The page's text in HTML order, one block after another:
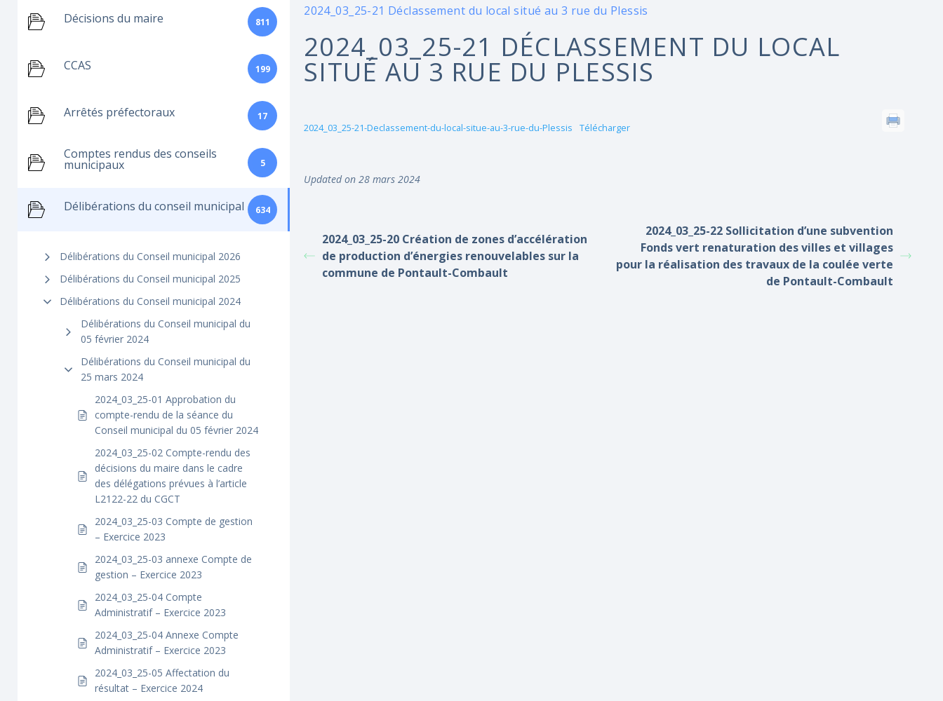
Décisions du maire 811
CCAS 199
Arrêtés préfectoraux 17
Comptes rendus des conseils
municipaux 5
Délibérations du conseil municipal 634
Délibérations du Conseil municipal 2026
Délibérations du Conseil municipal 2025
Délibérations du Conseil municipal 2024
Délibérations du Conseil municipal du
05 février 2024
Délibérations du Conseil municipal du
25 mars 2024
2024_03_25-01 Approbation du
compte-rendu de la séance du
Conseil municipal du 05 février 2024
2024_03_25-02 Compte-rendu des
décisions du maire dans le cadre
des délégations prévues à l’article
L2122-22 du CGCT
2024_03_25-03 Compte de gestion
– Exercice 2023
2024_03_25-03 annexe Compte de
gestion – Exercice 2023
2024_03_25-04 Compte
Administratif – Exercice 2023
2024_03_25-04 Annexe Compte
Administratif – Exercice 2023
2024_03_25-05 Affectation du
résultat – Exercice 2024
2024_03_25-21 Déclassement du local situé au 3 rue du Plessis
2024_03_25-21 DÉCLASSEMENT DU LOCAL
SITUÉ AU 3 RUE DU PLESSIS
2024_03_25-21-Declassement-du-local-situe-au-3-rue-du-Plessis Télécharger
Updated on 28 mars 2024
2024_03_25-20 Création de zones d’accélération
de production d’énergies renouvelables sur la
commune de Pontault-Combault
2024_03_25-22 Sollicitation d’une subvention
Fonds vert renaturation des villes et villages
pour la réalisation des travaux de la coulée verte
de Pontault-Combault